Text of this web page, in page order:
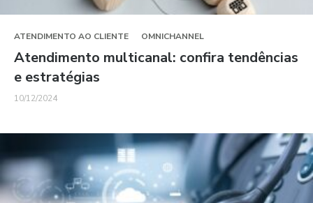
ATENDIMENTO AO CLIENTE OMNICHANNEL
Atendimento multicanal: confira tendências
e estratégias
10/12/2024